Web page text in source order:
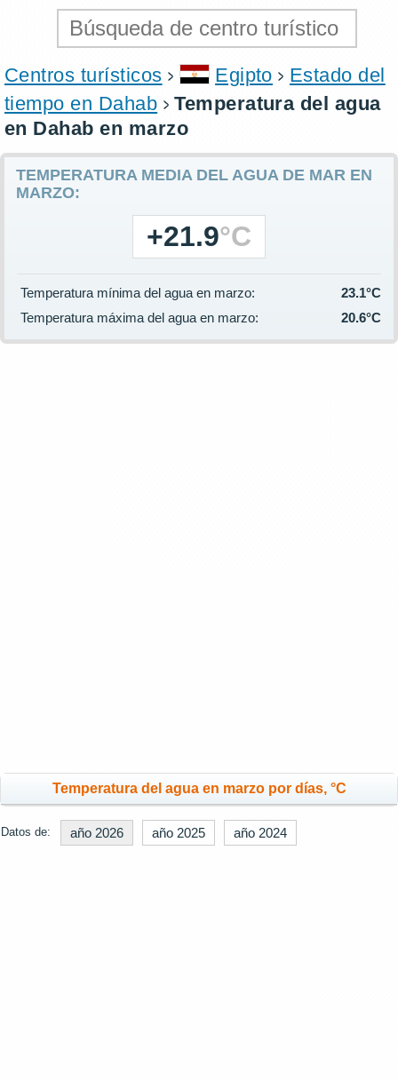
Centros turísticos Egipto
Estado del
tiempo en Dahab
Temperatura del agua
en Dahab en marzo
TEMPERATURA MEDIA DEL AGUA DE MAR EN
MARZO:
+21.9°C
Temperatura mínima del agua en marzo:
23.1°C
Temperatura máxima del agua en marzo:
20.6°C
Temperatura del agua en marzo por días, °C
Datos de: año 2026 año 2025 año 2024